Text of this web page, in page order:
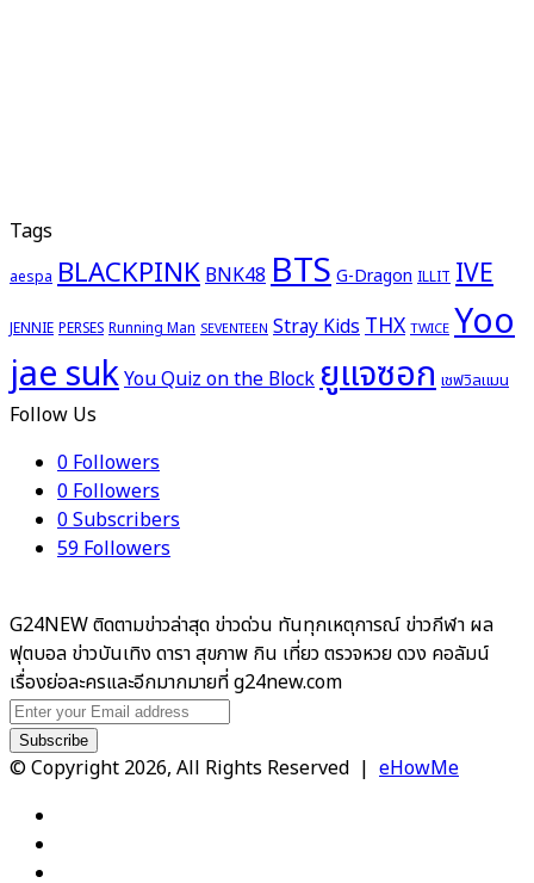
Tags
aespa BLACKPINK BNK48 BTSG-Dragon ILLIT IVE
JENNIE PERSES Running Man SEVENTEEN Stray Kids THX TWICE Yoo
jae sukYou Quiz on the Blockยูแจซอก เชฟวิลแมน
Follow Us
0 Followers
0 Followers
0Subscribers
59 Followers
G24NEW ติดตามข่าวล่าสุด ข่าวด่วน ทันทุกเหตุการณ์ ข่าวกีฬา ผล
ฟุตบอล ข่าวบันเทิง ดารา สุขภาพ กิน เที่ยว ตรวจหวย ดวง คอลัมน์
เรื่องย่อละครและอีกมากมายที่ g24new.com
Enter
your
Email
© Copyright 2026, All Rights Reserved | eHowMe